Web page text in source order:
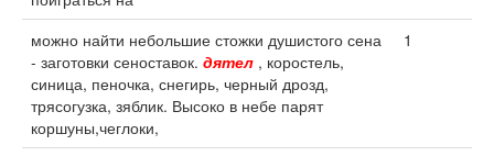
можно найти небольшие стожки душистого сена
- заготовки сеноставок. дятел , коростель,
синица, пеночка, снегирь, черный дрозд,
трясогузка, зяблик. Высоко в небе парят
коршуны,чеглоки,
1